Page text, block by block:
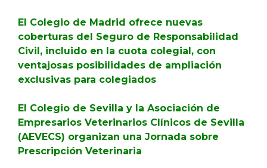
El Colegio de Madrid ofrece nuevas
coberturas del Seguro de Responsabilidad
Civil, incluido en la cuota colegial, con
ventajosas posibilidades de ampliación
exclusivas para colegiados
El Colegio de Sevilla y la Asociación de
Empresarios Veterinarios Clínicos de Sevilla
(AEVECS) organizan una Jornada sobre
Prescripción Veterinaria